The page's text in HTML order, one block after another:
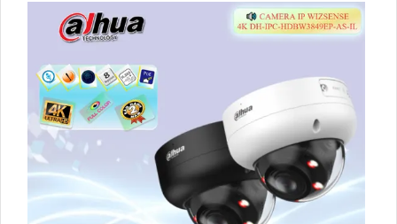
xác người và phương tiện hỗ trợ POE, giảm thiểu báo
động giả hiệu quả